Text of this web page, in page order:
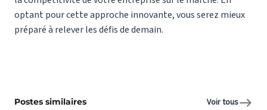
optant pour cette approche innovante, vous serez mieux
préparé à relever les défis de demain.
Postes similaires Voir tous